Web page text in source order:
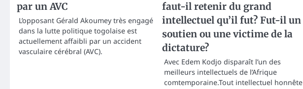
par un AVC
L’opposant Gérald Akoumey très engagé
dans la lutte politique togolaise est
actuellement affaibli par un accident
vasculaire cérébral (AVC).
faut-il retenir du grand
intellectuel qu’il fut? Fut-il un
soutien ou une victime de la
dictature?
Avec Edem Kodjo disparaît l’un des
meilleurs intellectuels de l’Afrique
comtemporaine.Tout intellectuel honnête